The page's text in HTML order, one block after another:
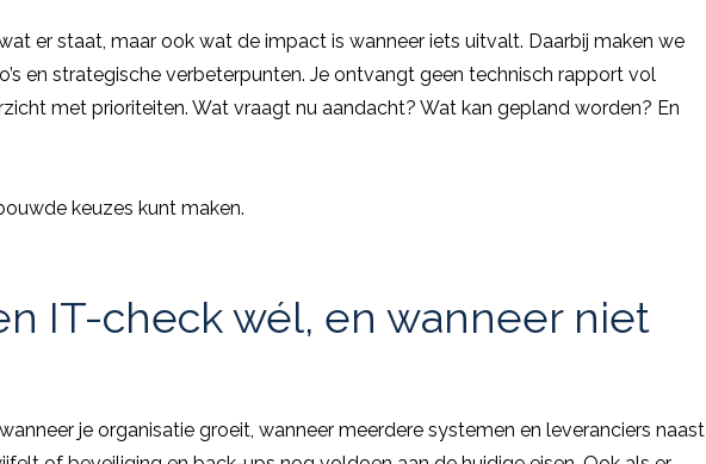
er staat, maar ook wat de impact is wanneer iets uitvalt. Daarbij maken we
en strategische verbeterpunten. Je ontvangt geen technisch rapport vol
met prioriteiten. Wat vraagt nu aandacht? Wat kan gepland worden? En
keuzes kunt maken.
IT-check wél, en wanneer niet
je organisatie groeit, wanneer meerdere systemen en leveranciers naast